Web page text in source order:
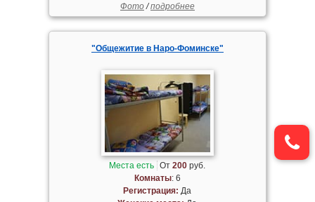
Фото/подробнее
"Общежитие в Наро-Фоминске"
Места есть От200 руб.
Комнаты: 6
Регистрация: Да